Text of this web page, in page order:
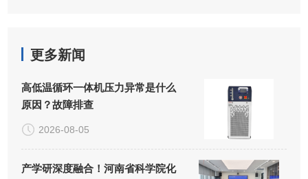
更多新闻
高低温循环一体机压力异常是什么
原因？故障排查
2026-08-05
产学研深度融合！河南省科学院化